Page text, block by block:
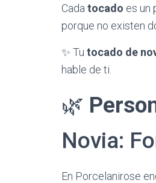
​Cada tocado es un
porque no existen
​✨ Tu tocado de
hable de ti.
​🌿
Novia:
​En Porcelanirose